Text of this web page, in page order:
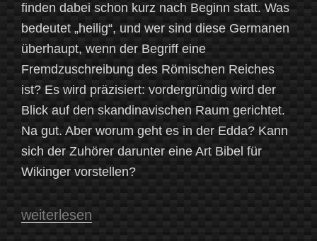
finden dabei schon kurz nach Beginn statt. Was
bedeutet „heilig“, und wer sind diese Germanen
überhaupt, wenn der Begriff eine
Fremdzuschreibung des Römischen Reiches
ist? Es wird präzisiert: vordergründig wird der
Blick auf den skandinavischen Raum gerichtet.
Na gut. Aber worum geht es in der Edda? Kann
sich der Zuhörer darunter eine Art Bibel für
Wikinger vorstellen?
„Die
weiterlesen